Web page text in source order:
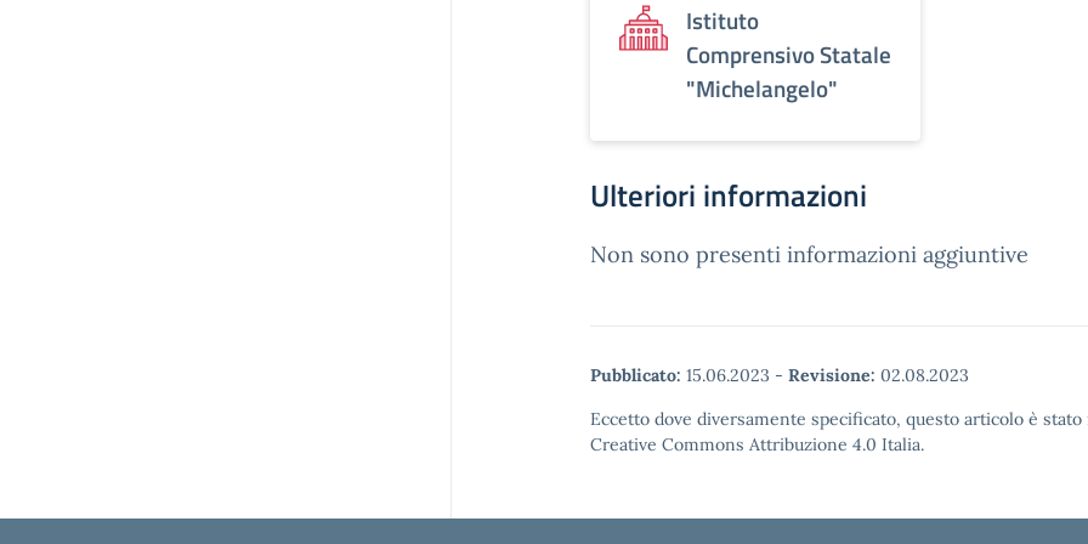
Istituto
Comprensivo Statale
"Michelangelo"
Ulteriori informazioni
Non sono presenti informazioni aggiuntive
Pubblicato: 15.06.2023 - Revisione: 02.08.2023
Eccetto dove diversamente specificato, questo articolo è
Creative Commons Attribuzione 4.0 Italia.